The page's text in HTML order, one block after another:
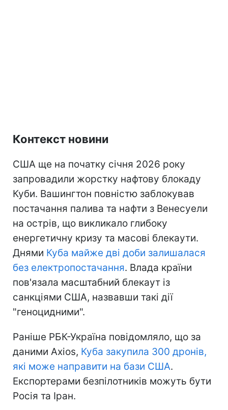
Контекст новини
США ще на початку січня 2026 року
запровадили жорстку нафтову блокаду
Куби. Вашингтон повністю заблокував
постачання палива та нафти з Венесуели
на острів, що викликало глибоку
енергетичну кризу та масові блекаути.
Днями Куба майже дві доби залишалася
без електропостачання. Влада країни
пов'язала масштабний блекаут із
санкціями США, назвавши такі дії
"геноцидними".
Раніше РБК-Україна повідомляло, що за
даними Axios, Куба закупила 300 дронів,
які може направити на бази США.
Експортерами безпілотників можуть бути
Росія та Іран.